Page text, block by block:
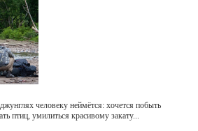
человеку неймётся: хочется побыть
птиц, умилиться красивому закату...